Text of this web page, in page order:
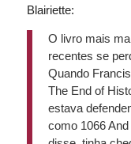
Blairiette:
O livro mais
recentes se
Quando
The End of
estava
como 1066